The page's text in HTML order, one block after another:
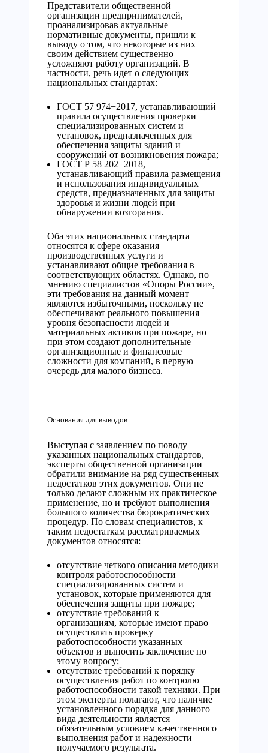
Представители общественной
организации предпринимателей,
проанализировав актуальные
нормативные документы, пришли к
выводу о том, что некоторые из них
своим действием существенно
усложняют работу организаций. В
частности, речь идет о следующих
национальных стандартах:
ГОСТ 57 974−2017, устанавливающий
правила осуществления проверки
специализированных систем и
установок, предназначенных для
обеспечения защиты зданий и
сооружений от возникновения пожара;
ГОСТ Р 58 202−2018,
устанавливающий правила размещения
и использования индивидуальных
средств, предназначенных для защиты
здоровья и жизни людей при
обнаружении возгорания.
Оба этих национальных стандарта
относятся к сфере оказания
производственных услуги и
устанавливают общие требования в
соответствующих областях. Однако, по
мнению специалистов «Опоры России»,
эти требования на данный момент
являются избыточными, поскольку не
обеспечивают реального повышения
уровня безопасности людей и
материальных активов при пожаре, но
при этом создают дополнительные
организационные и финансовые
сложности для компаний, в первую
очередь для малого бизнеса.
Основания для выводов
Выступая с заявлением по поводу
указанных национальных стандартов,
эксперты общественной организации
обратили внимание на ряд существенных
недостатков этих документов. Они не
только делают сложным их практическое
применение, но и требуют выполнения
большого количества бюрократических
процедур. По словам специалистов, к
таким недостаткам рассматриваемых
документов относятся:
отсутствие четкого описания методики
контроля работоспособности
специализированных систем и
установок, которые применяются для
обеспечения защиты при пожаре;
отсутствие требований к
организациям, которые имеют право
осуществлять проверку
работоспособности указанных
объектов и выносить заключение по
этому вопросу;
отсутствие требований к порядку
осуществления работ по контролю
работоспособности такой техники. При
этом эксперты полагают, что наличие
установленного порядка для данного
вида деятельности является
обязательным условием качественного
выполнения работ и надежности
получаемого результата.